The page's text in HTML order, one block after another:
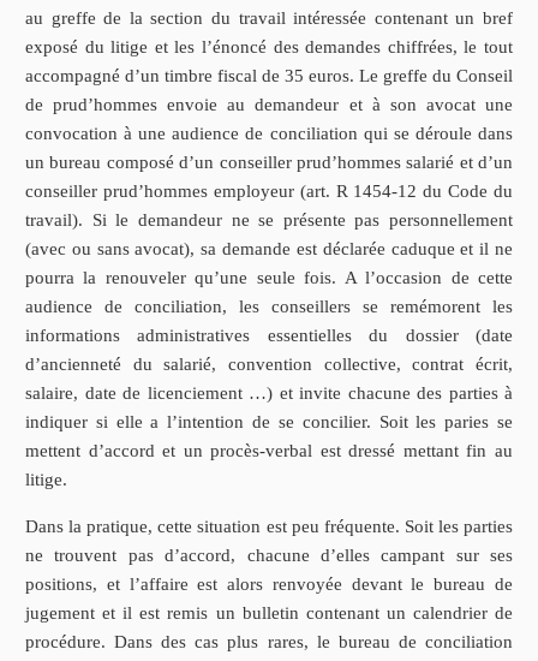
au greffe de la section du travail intéressée contenant un bref
exposé du litige et les l’énoncé des demandes chiffrées, le tout
accompagné d’un timbre fiscal de 35 euros. Le greffe du Conseil
de prud’hommes envoie au demandeur et à son avocat une
convocation à une audience de conciliation qui se déroule dans
un bureau composé d’un conseiller prud’hommes salarié et d’un
conseiller prud’hommes employeur (art. R 1454-12 du Code du
travail). Si le demandeur ne se présente pas personnellement
(avec ou sans avocat), sa demande est déclarée caduque et il ne
pourra la renouveler qu’une seule fois. A l’occasion de cette
audience de conciliation, les conseillers se remémorent les
informations administratives essentielles du dossier (date
d’ancienneté du salarié, convention collective, contrat écrit,
salaire, date de licenciement …) et invite chacune des parties à
indiquer si elle a l’intention de se concilier. Soit les paries se
mettent d’accord et un procès-verbal est dressé mettant fin au
litige.
Dans la pratique, cette situation est peu fréquente. Soit les parties
ne trouvent pas d’accord, chacune d’elles campant sur ses
positions, et l’affaire est alors renvoyée devant le bureau de
jugement et il est remis un bulletin contenant un calendrier de
procédure. Dans des cas plus rares, le bureau de conciliation